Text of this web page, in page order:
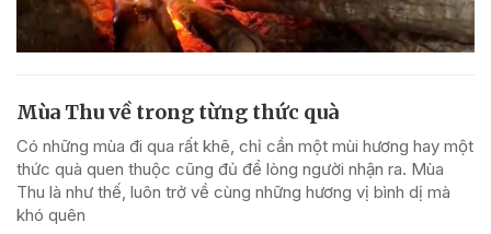
Mùa Thu về trong từng thức quà
Có những mùa đi qua rất khẽ, chỉ cần một mùi hương hay một
thức quà quen thuộc cũng đủ để lòng người nhận ra. Mùa
Thu là như thế, luôn trở về cùng những hương vị bình dị mà
khó quên